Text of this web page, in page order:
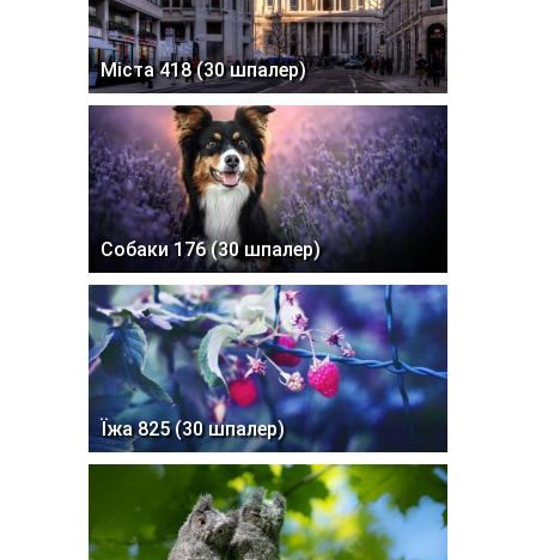
Міста 418 (30 шпалер)
Собаки 176 (30 шпалер)
Їжа 825 (30 шпалер)